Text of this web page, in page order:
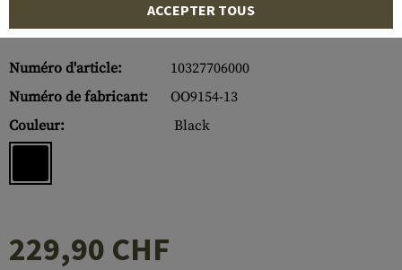
Numéro d'article:
10327706000
Numéro de fabricant:
OO9154-13
Couleur:
Black
229,90 CHF
ACCEPTER TOUS